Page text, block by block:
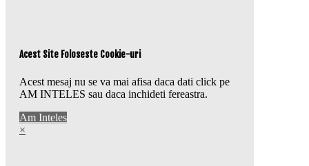
Acest Site Foloseste Cookie-uri
Acest mesaj nu se va mai afisa daca dati click pe
AM INTELES sau daca inchideti fereastra.
Am Inteles
×